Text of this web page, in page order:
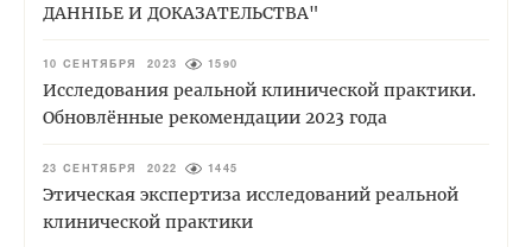
ДАННЫЕ И ДОКАЗАТЕЛЬСТВА"
10 СЕНТЯБРЯ 2023 1590
Исследования реальной клинической практики.
Обновлённые рекомендации 2023 года
23 СЕНТЯБРЯ 2022 1445
Этическая экспертиза исследований реальной
клинической практики